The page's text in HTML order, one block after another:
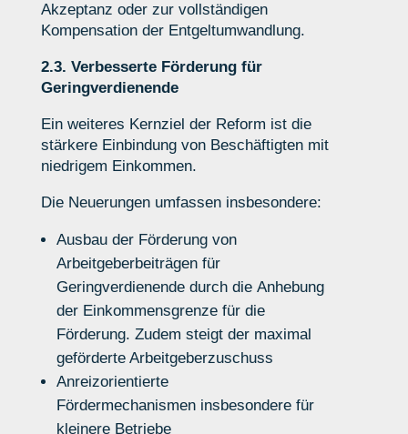
Akzeptanz oder zur vollständigen
Kompensation der Entgeltumwandlung.
2.3. Verbesserte Förderung für
Geringverdienende
Ein weiteres Kernziel der Reform ist die
stärkere Einbindung von Beschäftigten mit
niedrigem Einkommen.
Die Neuerungen umfassen insbesondere:
Ausbau der Förderung von
Arbeitgeberbeiträgen für
Geringverdienende durch die Anhebung
der Einkommensgrenze für die
Förderung. Zudem steigt der maximal
geförderte Arbeitgeberzuschuss
Anreizorientierte
Fördermechanismen insbesondere für
kleinere Betriebe